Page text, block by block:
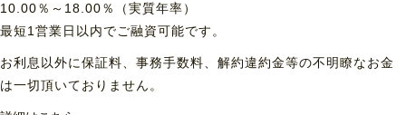
10.00％～18.00％（実質年率）
最短1営業日以内でご融資可能です。
お利息以外に保証料、事務手数料、解約違約金等の不明瞭なお金
は一切頂いておりません。